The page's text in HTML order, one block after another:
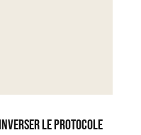
le protocole